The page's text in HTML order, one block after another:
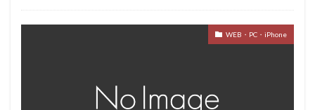
WEB・PC・iPhone